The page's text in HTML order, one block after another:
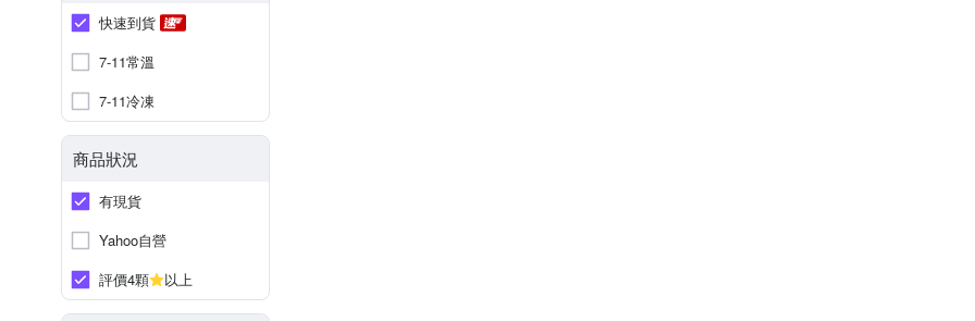
快速到貨
7-11常溫
7-11冷凍
商品狀況
有現貨
Yahoo自營
評價4顆
以上